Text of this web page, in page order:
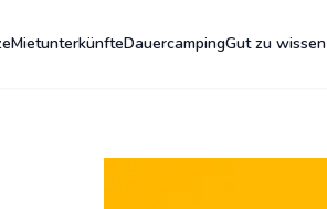
MietunterkünfteDauercampingGut zu wissen